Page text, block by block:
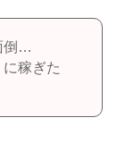
倒…
に稼ぎた